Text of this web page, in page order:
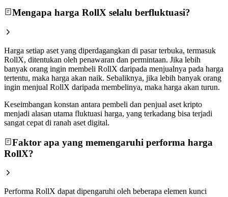
Mengapa harga RollX selalu berfluktuasi?
Harga setiap aset yang diperdagangkan di pasar terbuka, termasuk
RollX, ditentukan oleh penawaran dan permintaan. Jika lebih
banyak orang ingin membeli RollX daripada menjualnya pada harga
tertentu, maka harga akan naik. Sebaliknya, jika lebih banyak orang
ingin menjual RollX daripada membelinya, maka harga akan turun.
Keseimbangan konstan antara pembeli dan penjual aset kripto
menjadi alasan utama fluktuasi harga, yang terkadang bisa terjadi
sangat cepat di ranah aset digital.
Faktor apa yang memengaruhi performa harga
RollX?
Performa RollX dapat dipengaruhi oleh beberapa elemen kunci